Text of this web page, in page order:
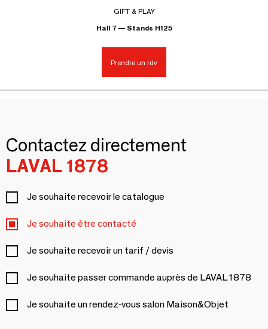
GIFT & PLAY
Hall 7 — Stands H125
Prendre un rdv
Contactez directement
LAVAL 1878
Je souhaite recevoir le catalogue
Je souhaite être contacté
Je souhaite recevoir un tarif / devis
Je souhaite passer commande auprès de LAVAL 1878
Je souhaite un rendez-vous salon Maison&Objet